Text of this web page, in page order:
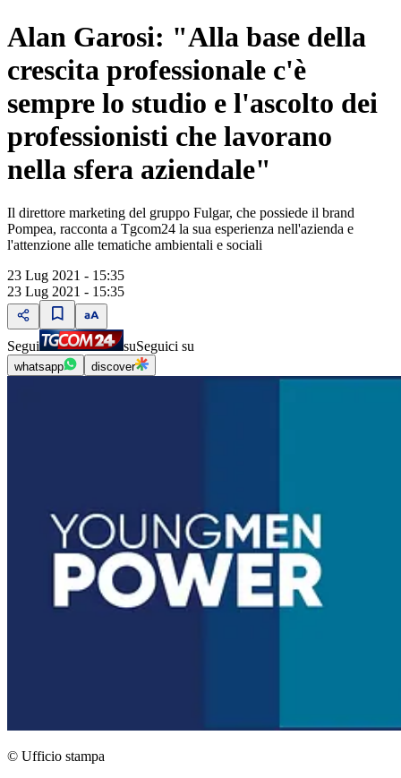
Alan Garosi: "Alla base della
crescita professionale c'è
sempre lo studio e l'ascolto dei
professionisti che lavorano
nella sfera aziendale"
Il direttore marketing del gruppo Fulgar, che possiede il brand
Pompea, racconta a Tgcom24 la sua esperienza nell'azienda e
l'attenzione alle tematiche ambientali e sociali
23 Lug 2021 - 15:35
23 Lug 2021 - 15:35
Segui suSeguici su
whatsapp discover
© Ufficio stampa